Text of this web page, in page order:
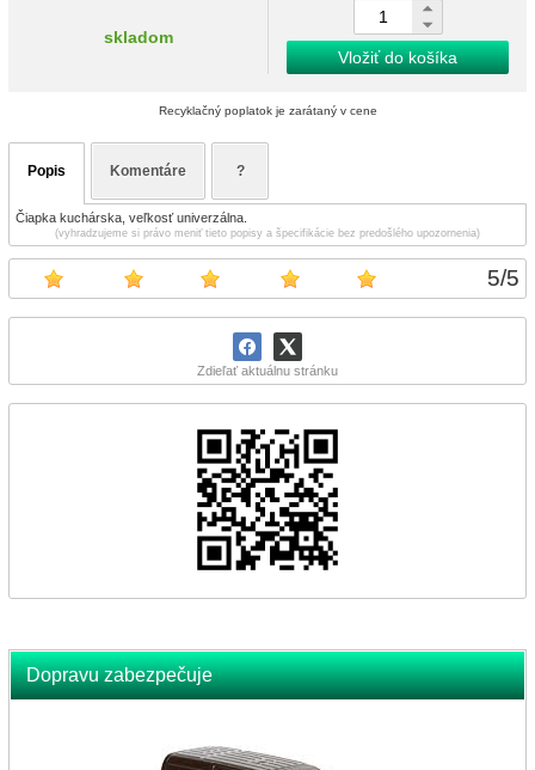
5/5
Zdieľať aktuálnu stránku
Dopravu zabezpečuje
skladom
Vložiť do košíka
Recyklačný poplatok je zarátaný v cene
Popis Komentáre ?
Čiapka kuchárska, veľkosť univerzálna.
(vyhradzujeme si právo meniť tieto popisy a špecifikácie bez predošlého upozornenia)